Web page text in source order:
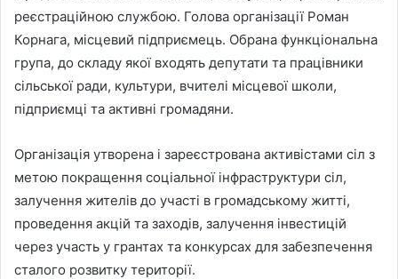
реєстраційною службою. Голова організації Роман
Корнага, місцевий підприємець. Обрана функціональна
група, до складу якої входять депутати та працівники
сільської ради, культури, вчителі місцевої школи,
підприємці та активні громадяни.
Організація утворена і зареєстрована активістами сіл з
метою покращення соціальної інфраструктури сіл,
залучення жителів до участі в громадському житті,
проведення акцій та заходів, залучення інвестицій
через участь у грантах та конкурсах для забезпечення
сталого розвитку території.